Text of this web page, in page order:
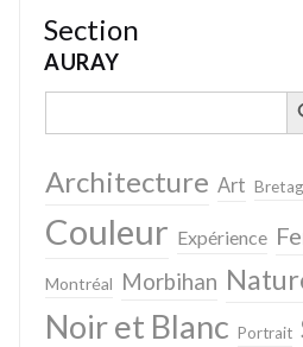
Section
AURAY
Search
Architecture Art
Couleur Expérience
Montréal Morbihan
Noir et Blanc Portrait